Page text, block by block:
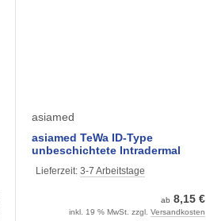
asiamed
asiamed TeWa ID-Type
unbeschichtete Intradermal
Stück) im 5er Blister
Lieferzeit: 3-7 Arbeitstage
ab 8,15 €
inkl. 19 % MwSt. zzgl.Versandkosten